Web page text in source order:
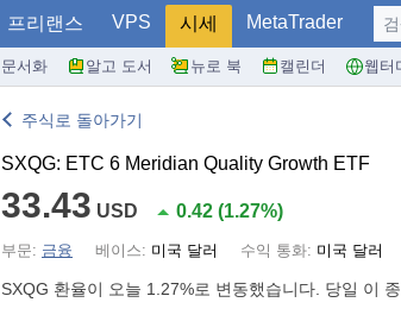
프리랜스 VPS 시세 MetaTrader
문서화 알고 도서 뉴로 북 캘린더 웹터
주식로 돌아가기
SXQG: ETC 6 Meridian Quality Growth ETF
33.43 USD 0.42 (1.27%)
부문: 금융 베이스: 미국 달러 수익 통화: 미국 달러
SXQG 환율이 오늘 1.27%로 변동했습니다. 당일 이